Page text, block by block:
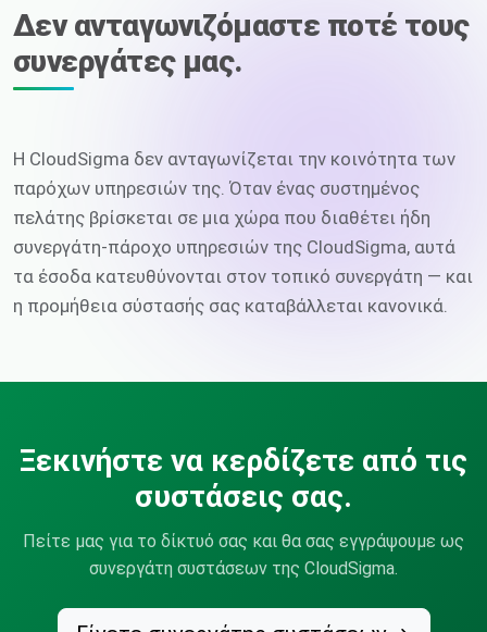
Δεν ανταγωνιζόμαστε ποτέ τους
συνεργάτες μας.
Η CloudSigma δεν ανταγωνίζεται την κοινότητα των
παρόχων υπηρεσιών της. Όταν ένας συστημένος
πελάτης βρίσκεται σε μια χώρα που διαθέτει ήδη
συνεργάτη-πάροχο υπηρεσιών της CloudSigma, αυτά
τα έσοδα κατευθύνονται στον τοπικό συνεργάτη — και
η προμήθεια σύστασής σας καταβάλλεται κανονικά.
Ξεκινήστε να κερδίζετε από τις
συστάσεις σας.
Πείτε μας για το δίκτυό σας και θα σας εγγράψουμε ως
συνεργάτη συστάσεων της CloudSigma.